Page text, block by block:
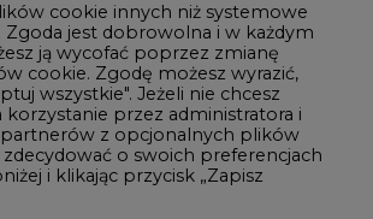
i IT
CO2
cookie innych niż systemowe
Zgoda jest dobrowolna i w każdym
ją wycofać poprzez zmianę
cookie. Zgodę możesz wyrazić,
wszystkie". Jeżeli nie chcesz
korzystanie przez administratora i
z opcjonalnych plików
o swoich preferencjach
i klikając przycisk „Zapisz